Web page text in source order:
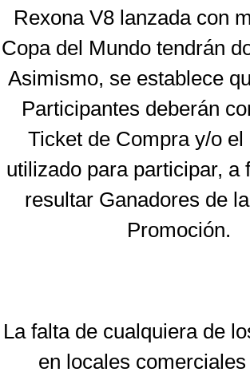
Rexona V8 lanzada con
Copa del Mundo tendrán
Asimismo, se establece
Participantes deberán
Ticket de Compra y/o el
utilizado para participar, a
resultar Ganadores de
Promoción.
La falta de cualquiera de
en locales